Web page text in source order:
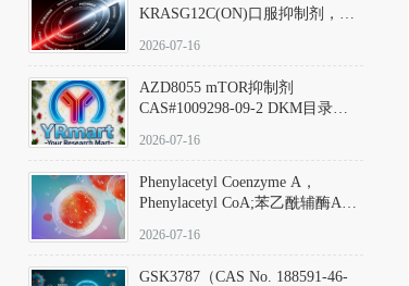
KRASG12C(ON)口服抑制剂，
(Elironrasib)CAS#2641998-63-0
2026-07-16
AZD8055 mTOR抑制剂
CAS#1009298-09-2 DKM目录号
激酶抑制剂的深度剖析
2026-07-16
Phenylacetyl Coenzyme A，
Phenylacetyl CoA;苯乙酰辅酶A
2026-07-16
GSK3787（CAS No. 188591-46-